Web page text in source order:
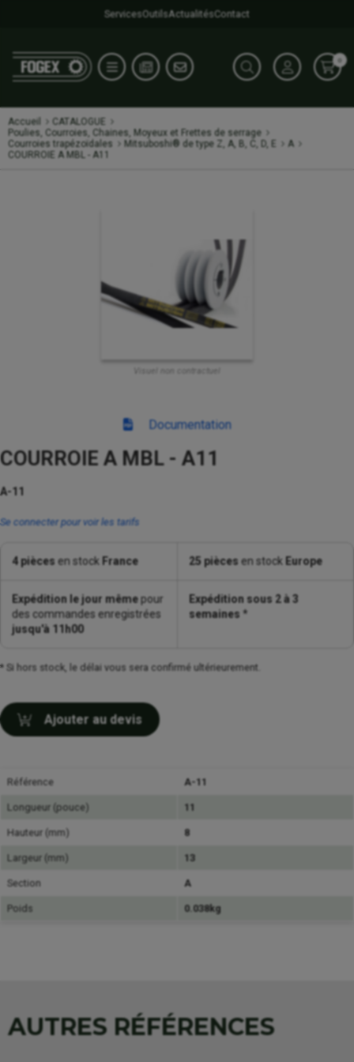
ServicesOutilsActualitésContact
0
Accueil
CATALOGUE
Poulies, Courroies, Chaines, Moyeux et Frettes de serrage
Courroies trapézoïdales
Mitsuboshi® de type Z, A, B, C, D, E
A
COURROIE A MBL - A11
Visuel non contractuel
Documentation
COURROIE A MBL - A11
A-11
Se connecter pour voir les tarifs
4 piècesen stock France 25 piècesen stock Europe
Expédition le jour mêmepour
des commandes enregistrées
jusqu'à 11h00
Expédition sous 2 à 3
semaines *
* Si hors stock, le délai vous sera confirmé ultérieurement.
Ajouter au devis
Référence A-11
Longueur (pouce) 11
Hauteur (mm) 8
Largeur (mm) 13
Section A
Poids 0.038kg
AUTRES RÉFÉRENCES